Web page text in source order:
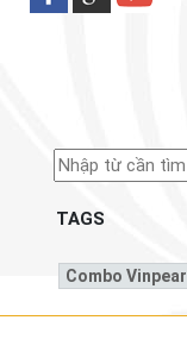
TAGS
Combo Vinpearl